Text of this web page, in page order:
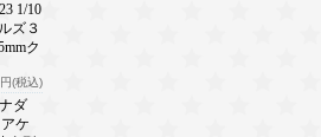
1/10
ズ３
ク
(税込)
ダ
ケ